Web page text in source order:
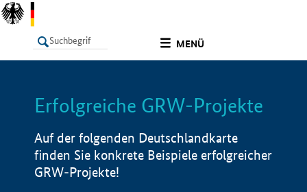
MENÜ
LISTE Info
Erfolgreiche GRW-Projekte
Auf der folgenden Deutschlandkarte
finden Sie konkrete Beispiele erfolgreicher
GRW-Projekte!